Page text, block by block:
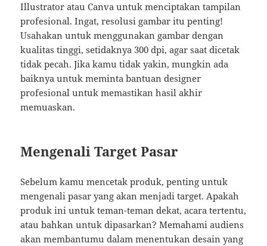
Illustrator atau Canva untuk menciptakan tampilan
profesional. Ingat, resolusi gambar itu penting!
Usahakan untuk menggunakan gambar dengan
kualitas tinggi, setidaknya 300 dpi, agar saat dicetak
tidak pecah. Jika kamu tidak yakin, mungkin ada
baiknya untuk meminta bantuan designer
profesional untuk memastikan hasil akhir
memuaskan.
Mengenali Target Pasar
Sebelum kamu mencetak produk, penting untuk
mengenali pasar yang akan menjadi target. Apakah
produk ini untuk teman-teman dekat, acara tertentu,
atau bahkan untuk dipasarkan? Memahami audiens
akan membantumu dalam menentukan desain yang